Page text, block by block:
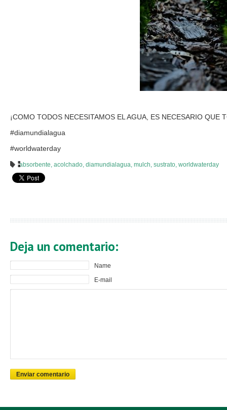
¡COMO TODOS NECESITAMOS EL AGUA, ES NECESARIO QUE
#diamundialagua
#worldwaterday
absorbente, acolchado, diamundialagua, mulch, sustrato, worldwaterday
Deja un comentario:
Name
E-mail
Enviar comentario